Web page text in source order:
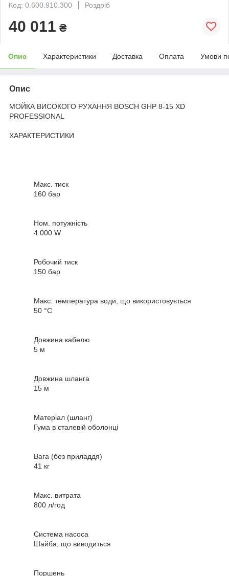
Код: 0.600.910.300
Роздріб
40 011 ₴
Опис Характеристики Доставка Оплата Умови
Опис
МОЙКА ВИСОКОГО РУХАННЯ BOSCH GHP 8-15 XD
PROFESSIONAL
ХАРАКТЕРИСТИКИ
Макс. тиск
160 бар
Ном. потужність
4.000 W
Робочий тиск
150 бар
Макс. температура води, що використовується
50 °C
Довжина кабелю
5 м
Довжина шланга
15 м
Матеріал (шланг)
Гума в сталевій оболонці
Вага (без приладдя)
41 кг
Макс. витрата
800 л/год
Система насоса
Шайба, що виводиться
Поршень